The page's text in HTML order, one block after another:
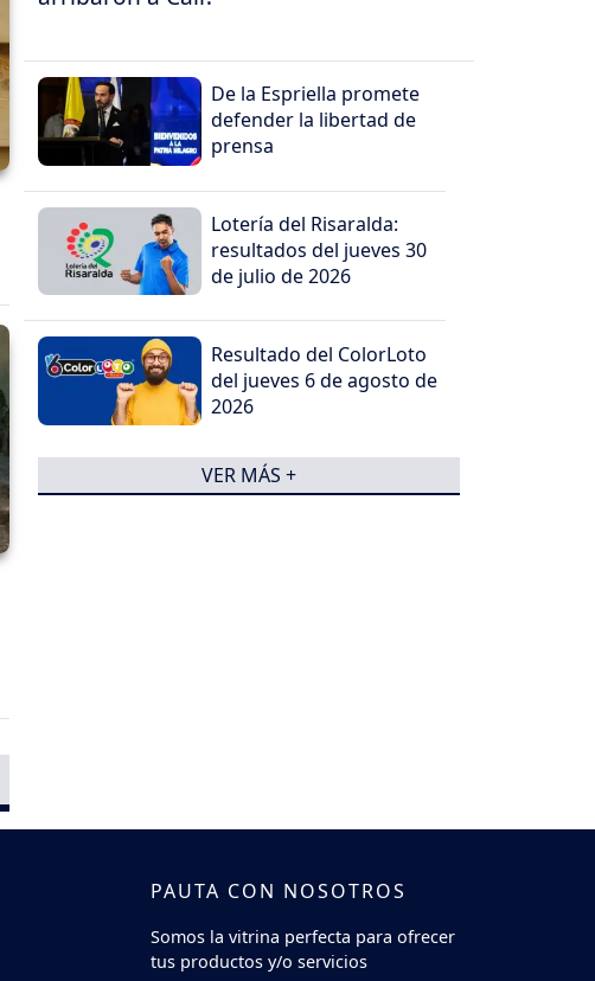
De la Espriella promete
defender la libertad de
prensa
Lotería del Risaralda:
resultados del jueves 30
de julio de 2026
Resultado del ColorLoto
del jueves 6 de agosto de
2026
VER MÁS +
PAUTA CON NOSOTROS
Somos la vitrina perfecta para ofrecer
tus productos y/o servicios